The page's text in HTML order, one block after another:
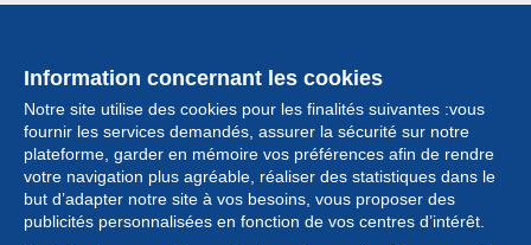
Information concernant les cookies
Notre site utilise des cookies pour les finalités suivantes :vous
fournir les services demandés, assurer la sécurité sur notre
plateforme, garder en mémoire vos préférences afin de rendre
votre navigation plus agréable, réaliser des statistiques dans le
but d’adapter notre site à vos besoins, vous proposer des
publicités personnalisées en fonction de vos centres d’intérêt.
Collection